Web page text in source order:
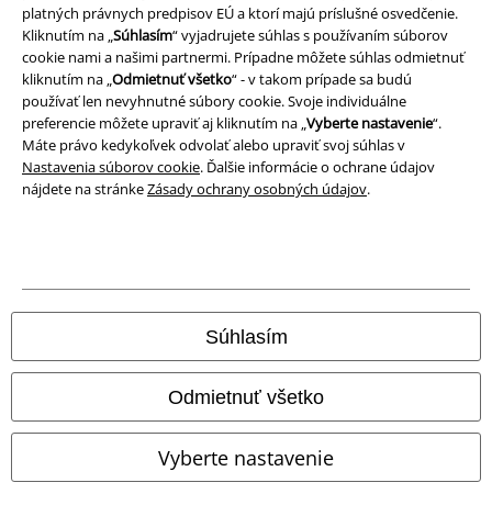
platných právnych predpisov EÚ a ktorí majú príslušné osvedčenie.
Kliknutím na „Súhlasím“ vyjadrujete súhlas s používaním súborov
cookie nami a našimi partnermi. Prípadne môžete súhlas odmietnuť
kliknutím na „Odmietnuť všetko“ - v takom prípade sa budú
používať len nevyhnutné súbory cookie. Svoje individuálne
preferencie môžete upraviť aj kliknutím na „Vyberte nastavenie“.
Máte právo kedykoľvek odvolať alebo upraviť svoj súhlas v
Nastavenia súborov cookie. Ďalšie informácie o ochrane údajov
nájdete na stránkeZásady ochrany osobných údajov.
Súhlasím
Odmietnuť všetko
Vyberte nastavenie
Vyhlásenie o zhode
Informácie o prístupnosti
Nastavenia súborov cookie
Odstúpenie od zmluvy
Naše online obchody